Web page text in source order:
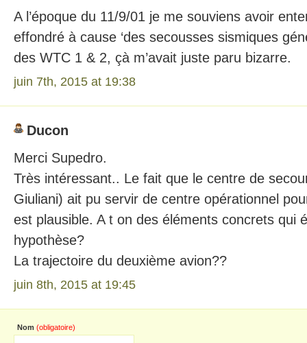
A l’époque du 11/9/01 je me souviens avoir
effondré à cause ‘des secousses sismiques
des WTC 1 & 2, çà m’avait juste paru bizarre.
juin 7th, 2015 at 19:38
Ducon
Merci Supedro.
Très intéressant.. Le fait que le centre de
Giuliani) ait pu servir de centre opérationnel
est plausible. A t on des éléments concrets qui
hypothèse?
La trajectoire du deuxième avion??
juin 8th, 2015 at 19:45
Nom (obligatoire)